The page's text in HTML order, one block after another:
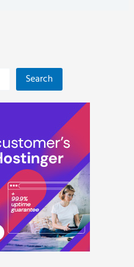
Search